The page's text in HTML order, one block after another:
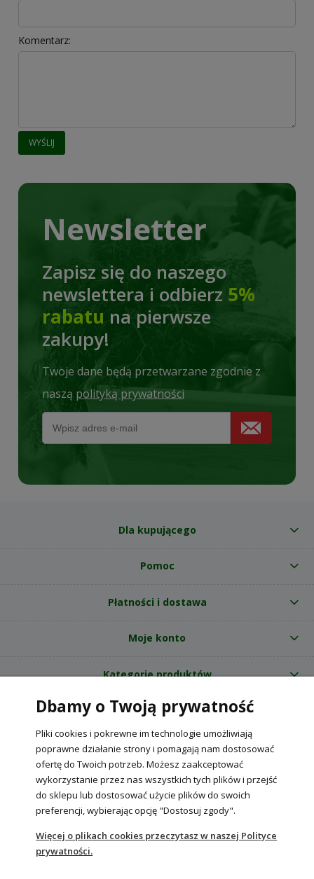
Komentarz:
WYŚLIJ
Newsletter
Zapisz się do naszego
newslettera i odbierz 5%
rabatu na pierwsze
zakupy!
Twoje dane będą przetwarzane zgodnie z
naszą polityką prywatności
Dla kupującego
Pomoc
Płatności i dostawa
Moje konto
Kategorie produktów
O nas
Internetowy sklep ogrodniczy z nasionami RajOgrodnika.pl
NIP: 6090037061, REGON: 260240470 | Czarnca, ul. Tęczowa 31, 29-100
Włoszczowa
POKAŻ PEŁNĄ WERSJĘ STRONY
Sklep internetowy Shoper Premium
Dbamy o Twoją prywatność
Pliki cookies i pokrewne im technologie umożliwiają
poprawne działanie strony i pomagają nam dostosować
ofertę do Twoich potrzeb. Możesz zaakceptować
wykorzystanie przez nas wszystkich tych plików i przejść
do sklepu lub dostosować użycie plików do swoich
preferencji, wybierając opcję "Dostosuj zgody".
Więcej o plikach cookies przeczytasz w naszej Polityce
prywatności.